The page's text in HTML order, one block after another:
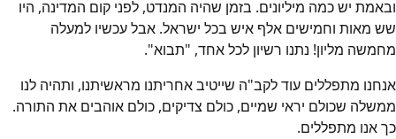
ובאמת יש כמה מיליונים. בזמן שהיה המנדט, לפני קום המדינה, היו
שש מאות וחמישים אלף איש בכל ישראל. אבל עכשיו למעלה
מחמשה מליון! נתנו רשיון לכל אחד, "תבוא".
אנחנו מתפללים עוד לקב"ה שייטיב אחריתנו מראשיתנו, ותהיה לנו
ממשלה שכולם יראי שמיים, כולם צדיקים, כולם אוהבים את התורה.
כך אנו מתפללים.